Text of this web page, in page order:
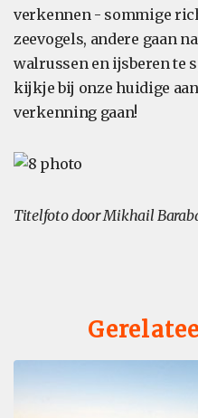
verkennen - sommige
zeevogels, andere gaan
walrussen en ijsberen te
kijkje bij onze huidige
verkenning gaan!
Titelfoto door Mikhail